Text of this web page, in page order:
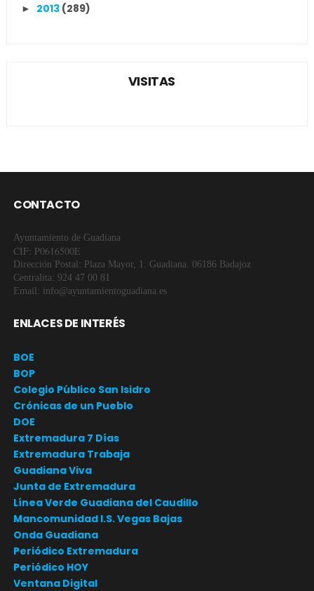
► 2013 (289)
VISITAS
CONTACTO
Ayuntamiento de Guadiana
CIF: P0616500E
Dirección Postal: Plaza Mayor, 1. Guadiana. 06186 Badajoz
Centralita: 924 47 00 81
Email: info@ayuntamientoguadiana.es
ENLACES DE INTERÉS
BOE
BOP
Colegio Público San Isidro
Crónicas de un Pueblo
DOE
Extremadura 7 Días
Extremadura Trabaja
Guadiana Viva
Junta de Extremadura
Línea Verde Guadiana del Caudillo
Mancomunidad I.S. Vegas Bajas
Onda Guadiana
Periódico Extremadura
Periódico HOY
Ventana Digital